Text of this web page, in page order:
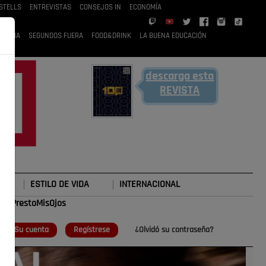
ENTREVISTAS CONSEJOS IN ECONOMÍA
RUBIA SEGUNDOS FUERA FOOD&DRINK LA BUENA EDUCACIÓN
descarga esta
REVISTA
ESTILO DE VIDA INTERNACIONAL
Su cuenta Regístrese ¿Olvidó su contraseña?